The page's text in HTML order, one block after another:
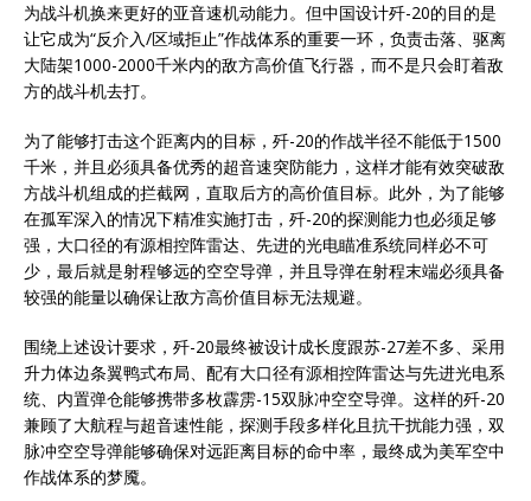
为战斗机换来更好的亚音速机动能力。但中国设计歼-20的目的是
让它成为“反介入/区域拒止”作战体系的重要一环，负责击落、驱离
大陆架1000-2000千米内的敌方高价值飞行器，而不是只会盯着敌
方的战斗机去打。
为了能够打击这个距离内的目标，歼-20的作战半径不能低于1500
千米，并且必须具备优秀的超音速突防能力，这样才能有效突破敌
方战斗机组成的拦截网，直取后方的高价值目标。此外，为了能够
在孤军深入的情况下精准实施打击，歼-20的探测能力也必须足够
强，大口径的有源相控阵雷达、先进的光电瞄准系统同样必不可
少，最后就是射程够远的空空导弹，并且导弹在射程末端必须具备
较强的能量以确保让敌方高价值目标无法规避。
围绕上述设计要求，歼-20最终被设计成长度跟苏-27差不多、采用
升力体边条翼鸭式布局、配有大口径有源相控阵雷达与先进光电系
统、内置弹仓能够携带多枚霹雳-15双脉冲空空导弹。这样的歼-20
兼顾了大航程与超音速性能，探测手段多样化且抗干扰能力强，双
脉冲空空导弹能够确保对远距离目标的命中率，最终成为美军空中
作战体系的梦魇。